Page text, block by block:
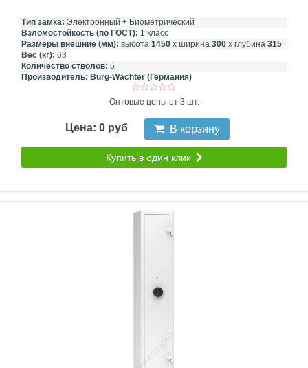
Тип замка: Электронный + Биометрический
Взломостойкость (по ГОСТ): 1 класс
Размеры внешние (мм): высота 1450 х ширина 300 х глубина 315
Вес (кг): 63
Количество стволов: 5
Производитель: Burg-Wachter (Германия)
Оптовые цены от 3 шт.
Цена: 0 руб В корзину
Купить в один клик